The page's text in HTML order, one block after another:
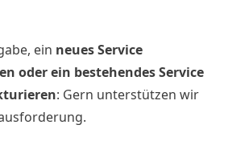
ein neues Service
oder ein bestehendes Service
: Gern unterstützen wir